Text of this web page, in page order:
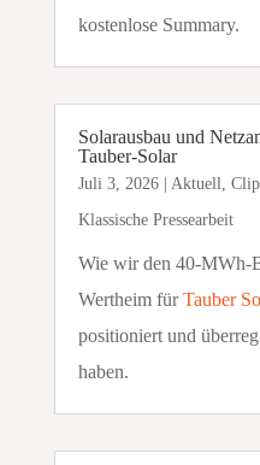
kostenlose Summary.
Solarausbau und
Tauber-Solar
Juli 3, 2026| Aktuell
Klassische Pressearbeit
Wie wir den 40-MWh-
Wertheim fürTauber
positioniert und
haben.